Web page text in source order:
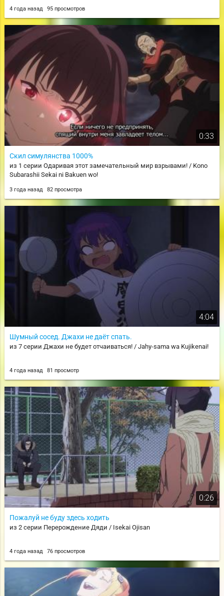
4 года назад 95 просмотров
0:33
Скил симулянства 1000%
из 1 серии Одаривая этот замечательный мир взрывами! / Kono
Subarashii Sekai ni Bakuen wo!
3 года назад 82 просмотра
4:04
Шумный сосед. Джахи не даёт спать.
из 7 серии Джахи не будет отчаиваться! / Jahy-sama wa Kujikenai!
4 года назад 81 просмотр
0:26
Пожалуй не буду здесь ходить
из 2 серии Перерождение Дяди / Isekai Ojisan
4 года назад 76 просмотров